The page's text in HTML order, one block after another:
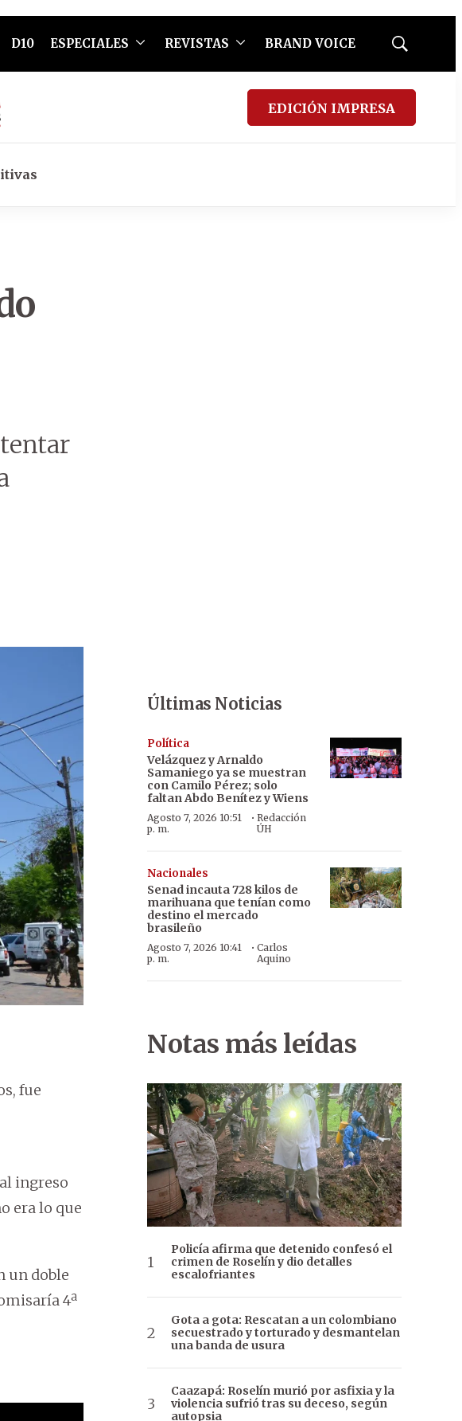
D10 ESPECIALES REVISTAS BRAND VOICE
Mostrar
EDICIÓN IMPRESA
fue
ingreso
era lo que
un doble
4ª
Últimas Noticias
Política
Velázquez y Arnaldo
Samaniego ya se muestran
con Camilo Pérez; solo
faltan Abdo Benítez y Wiens
Agosto 7, 2026 10:51
p. m.
·Redacción
ÚH
Nacionales
Senad incauta 728 kilos de
marihuana que tenían como
destino el mercado
brasileño
Agosto 7, 2026 10:41
p. m.
· Carlos
Aquino
Notas más leídas
Policía afirma que detenido confesó el
crimen de Roselín y dio detalles
escalofriantes
Gota a gota: Rescatan a un colombiano
secuestrado y torturado y desmantelan
una banda de usura
Caazapá: Roselín murió por asfixia y la
violencia sufrió tras su deceso, según
autopsia